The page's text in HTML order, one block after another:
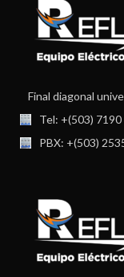
Final diagonal
Tel: +(503) 7190
PBX: +(503)